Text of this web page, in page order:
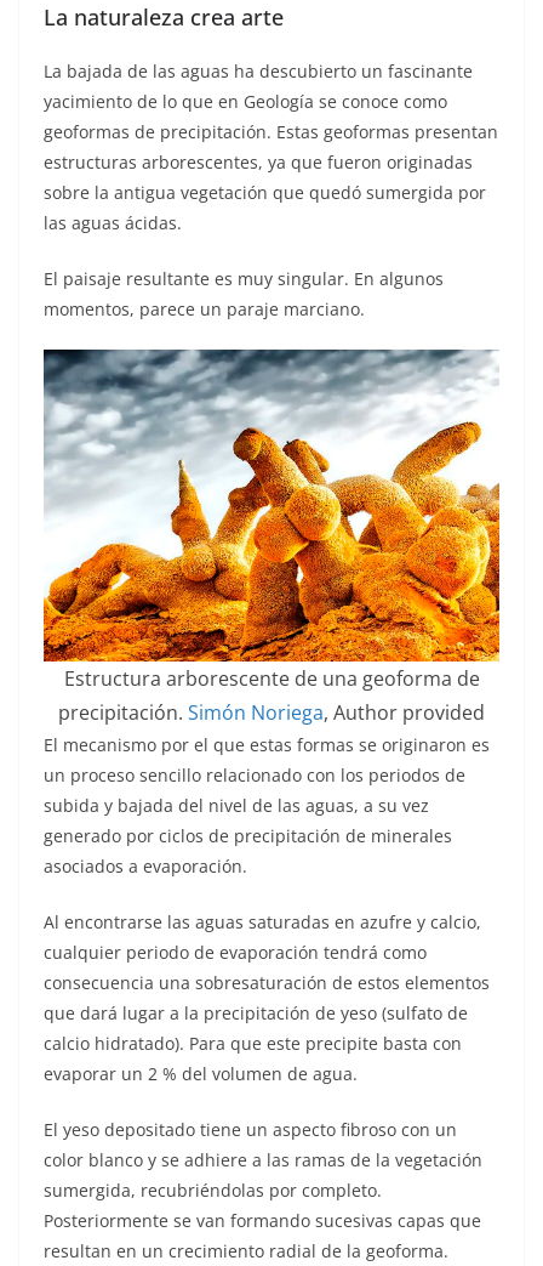
La naturaleza crea arte
La bajada de las aguas ha descubierto un fascinante
yacimiento de lo que en Geología se conoce como
geoformas de precipitación. Estas geoformas presentan
estructuras arborescentes, ya que fueron originadas
sobre la antigua vegetación que quedó sumergida por
las aguas ácidas.
El paisaje resultante es muy singular. En algunos
momentos, parece un paraje marciano.
Estructura arborescente de una geoforma de
precipitación. Simón Noriega, Author provided
El mecanismo por el que estas formas se originaron es
un proceso sencillo relacionado con los periodos de
subida y bajada del nivel de las aguas, a su vez
generado por ciclos de precipitación de minerales
asociados a evaporación.
Al encontrarse las aguas saturadas en azufre y calcio,
cualquier periodo de evaporación tendrá como
consecuencia una sobresaturación de estos elementos
que dará lugar a la precipitación de yeso (sulfato de
calcio hidratado). Para que este precipite basta con
evaporar un 2 % del volumen de agua.
El yeso depositado tiene un aspecto fibroso con un
color blanco y se adhiere a las ramas de la vegetación
sumergida, recubriéndolas por completo.
Posteriormente se van formando sucesivas capas que
resultan en un crecimiento radial de la geoforma.